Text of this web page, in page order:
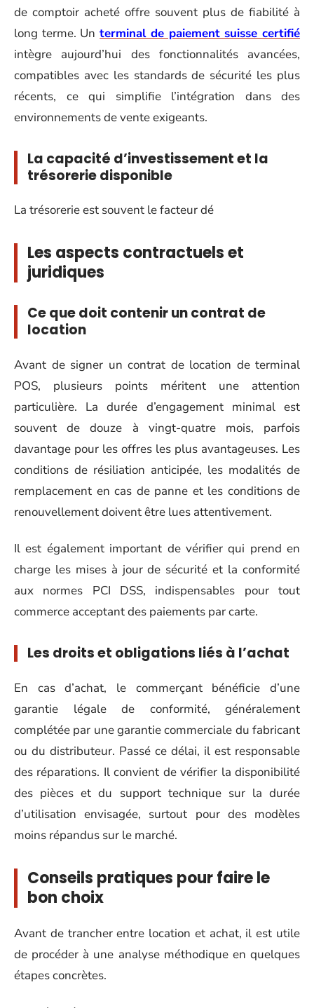
de comptoir acheté offre souvent plus de fiabilité à
long terme. Unterminal de paiement suisse certifié
intègre aujourd’hui des fonctionnalités avancées,
compatibles avec les standards de sécurité les plus
récents, ce qui simplifie l’intégration dans des
environnements de vente exigeants.
La capacité d’investissement et la
trésorerie disponible
La trésorerie est souvent le facteur dé
Les aspects contractuels et
juridiques
Ce que doit contenir un contrat de
location
Avant de signer un contrat de location de terminal
POS, plusieurs points méritent une attention
particulière. La durée d’engagement minimal est
souvent de douze à vingt-quatre mois, parfois
davantage pour les offres les plus avantageuses. Les
conditions de résiliation anticipée, les modalités de
remplacement en cas de panne et les conditions de
renouvellement doivent être lues attentivement.
Il est également important de vérifier qui prend en
charge les mises à jour de sécurité et la conformité
aux normes PCI DSS, indispensables pour tout
commerce acceptant des paiements par carte.
Les droits et obligations liés à l’achat
En cas d’achat, le commerçant bénéficie d’une
garantie légale de conformité, généralement
complétée par une garantie commerciale du fabricant
ou du distributeur. Passé ce délai, il est responsable
des réparations. Il convient de vérifier la disponibilité
des pièces et du support technique sur la durée
d’utilisation envisagée, surtout pour des modèles
moins répandus sur le marché.
Conseils pratiques pour faire le
bon choix
Avant de trancher entre location et achat, il est utile
de procéder à une analyse méthodique en quelques
étapes concrètes.